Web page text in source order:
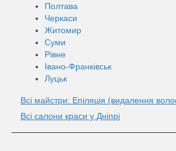
Полтава
Черкаси
Житомир
Суми
Рівне
Івано-Франківськ
Луцьк
Всі майстри: Епіляція (видалення
Всі салони краси у Дніпрі